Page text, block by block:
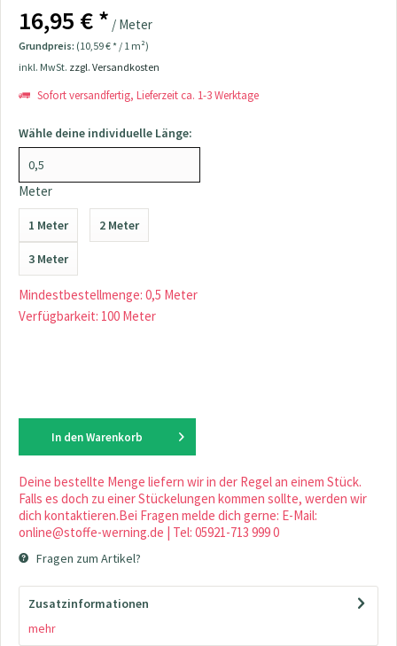
16,95 € * / Meter
Grundpreis: (10,59 € * / 1 m²)
inkl. MwSt. zzgl. Versandkosten
Sofort versandfertig, Lieferzeit ca. 1-3 Werktage
Wähle deine individuelle Länge:
Meter
1 Meter 2 Meter
3 Meter
Mindestbestellmenge: 0,5 Meter
Verfügbarkeit: 100 Meter
In den Warenkorb
Deine bestellte Menge liefern wir in der Regel an einem Stück.
Falls es doch zu einer Stückelungen kommen sollte, werden wir
dich kontaktieren.Bei Fragen melde dich gerne: E-Mail:
online@stoffe-werning.de | Tel: 05921-713 999 0
Fragen zum Artikel?
Zusatzinformationen
mehr